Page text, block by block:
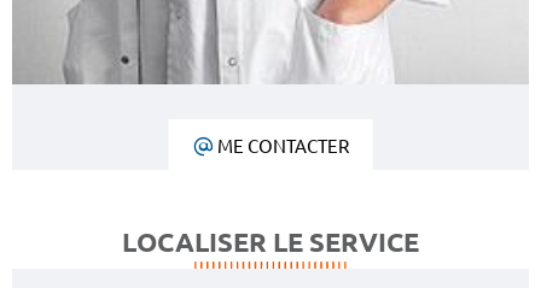
ME CONTACTER
LOCALISER LE SERVICE